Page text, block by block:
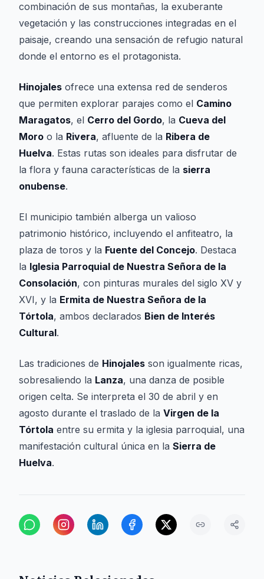
combinación de sus montañas, la exuberante
vegetación y las construcciones integradas en el
paisaje, creando una sensación de refugio natural
donde el entorno es el protagonista.
Hinojales ofrece una extensa red de senderos
que permiten explorar parajes como el Camino
Maragatos, el Cerro del Gordo, la Cueva del
Moro o la Rivera, afluente de la Ribera de
Huelva. Estas rutas son ideales para disfrutar de
la flora y fauna características de la sierra
onubense.
El municipio también alberga un valioso
patrimonio histórico, incluyendo el anfiteatro, la
plaza de toros y la Fuente del Concejo. Destaca
la Iglesia Parroquial de Nuestra Señora de la
Consolación, con pinturas murales del siglo XV y
XVI, y la Ermita de Nuestra Señora de la
Tórtola, ambos declarados Bien de Interés
Cultural.
Las tradiciones de Hinojales son igualmente ricas,
sobresaliendo la Lanza, una danza de posible
origen celta. Se interpreta el 30 de abril y en
agosto durante el traslado de la Virgen de la
Tórtola entre su ermita y la iglesia parroquial, una
manifestación cultural única en la Sierra de
Huelva.